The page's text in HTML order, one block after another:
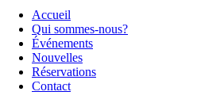
Accueil
Qui sommes-nous?
Événements
Nouvelles
Réservations
Contact